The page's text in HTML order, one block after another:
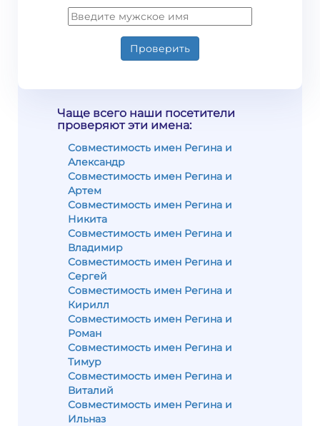
Проверить
Чаще всего наши посетители
проверяют эти имена:
Совместимость имен Регина и
Александр
Совместимость имен Регина и
Артем
Совместимость имен Регина и
Никита
Совместимость имен Регина и
Владимир
Совместимость имен Регина и
Сергей
Совместимость имен Регина и
Кирилл
Совместимость имен Регина и
Роман
Совместимость имен Регина и
Тимур
Совместимость имен Регина и
Виталий
Совместимость имен Регина и
Ильназ